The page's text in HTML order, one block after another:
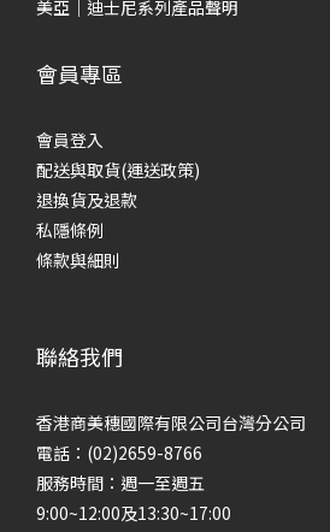
美亞｜迪士尼系列產品聲明
會員專區
會員登入
配送與取貨(運送政策)
退換貨及退款
私隱條例
條款與細則
聯絡我們
香港商美穗國際有限公司台灣分公司
電話：(02)2659-8766
服務時間：週一至週五
9:00~12:00及13:30~17:00